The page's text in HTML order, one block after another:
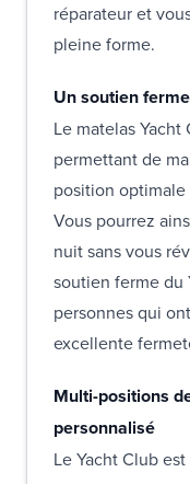
réparateur et
pleine forme.
Un soutien
Le matelas
permettant de
position
Vous pourrez
nuit sans vous
soutien ferme du
personnes qui
excellente
Multi-positions
personnalisé
Le Yacht Club